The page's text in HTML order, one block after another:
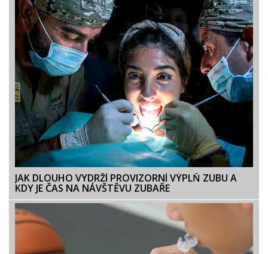
JAK DLOUHO VYDRŽÍ PROVIZORNÍ VÝPLŇ ZUBU A
KDY JE ČAS NA NÁVŠTĚVU ZUBAŘE